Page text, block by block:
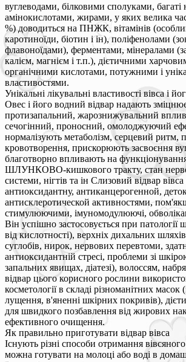
вуглеводами, білковими сполуками, багаті
амінокислотами, жирами, у яких велика
%) доводиться на ПНЖК, вітамінів
каротиноїди, біотин і ін), поліфенолами
флавоноїдами), ферментами, мінералами
калієм, магнієм і т.п.), дієтичними
органічними кислотами, потужними і
властивостями.
Унікальні лікувальні властивості вівса і
Овес і його водний відвар надають
протизапальний, жарознижувальний
сечогінний, проносний, омолоджуючий
нормалізують метаболізм, серцевий ритм,
кровотворення, прискорюють засвоєння
благотворно впливають на
ШЛУНКОВО-кишкового тракту, стан
системи, нігтів та ін Слизовий відвар
антиоксидантну, антиканцерогенной,
антисклеротической активностями,
стимулюючими, імуномодулюючі,
Він успішно застосовується при
від кислотності), верхніх дихальних
суглобів, нирок, нервових перевтоми,
антиоксидантній стресі, проблеми зі
запальних явищах, діатезі), волоссям,
відвар цього корисного рослини
косметології в складі різноманітних масок
лущення, в'яненні шкірних покривів),
для швидкого позбавлення від жирових
ефективного очищення.
Як правильно приготувати відвар вівса
Існують різні способи отримання
можна готувати на молоці або воді в